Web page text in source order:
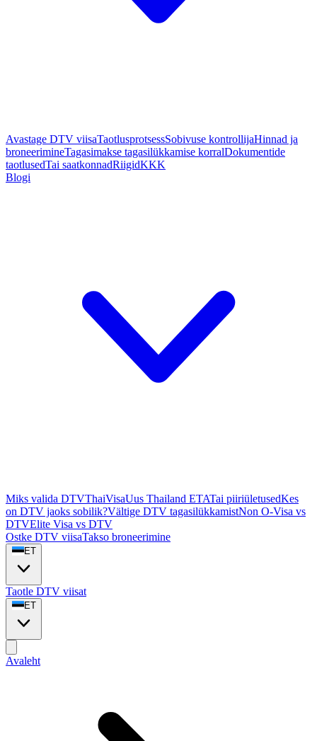
Avastage DTV viisaTaotlusprotsessSobivuse kontrollijaHinnad ja
broneerimineTagasimakse tagasilükkamise korralDokumentide
taotlusedTai saatkonnadRiigidKKK
Blogi
Miks valida DTVThaiVisaUus Thailand ETATai piiriületusedKes
on DTV jaoks sobilik?Vältige DTV tagasilükkamistNon O-Visa vs
DTVElite Visa vs DTV
Ostke DTV viisaTakso broneerimine
ET
Taotle DTV viisat
ET
Avaleht